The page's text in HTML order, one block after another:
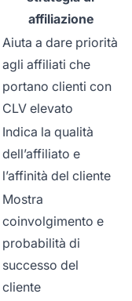
affiliazione
Aiuta a dare priorità
agli affiliati che
portano clienti con
CLV elevato
Indica la qualità
dell’affiliato e
l’affinità del cliente
Mostra
coinvolgimento e
probabilità di
successo del
cliente